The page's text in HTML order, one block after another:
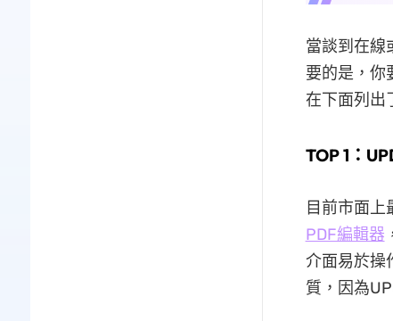
當談到在線
要的是，你
在下面列出
TOP 1：
目前市面
PDF編輯器
介面易於操
質，因為